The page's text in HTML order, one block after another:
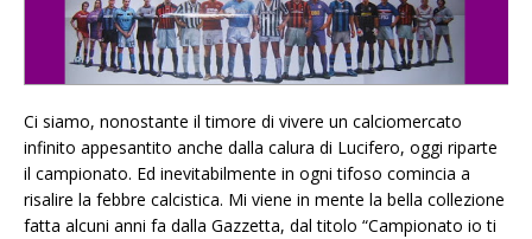
Ci siamo, nonostante il timore di vivere un calciomercato
infinito appesantito anche dalla calura di Lucifero, oggi riparte
il campionato. Ed inevitabilmente in ogni tifoso comincia a
risalire la febbre calcistica. Mi viene in mente la bella collezione
fatta alcuni anni fa dalla Gazzetta, dal titolo “Campionato io ti